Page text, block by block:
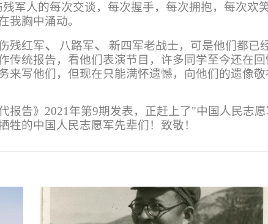
军人的每次交谈，每次握手，每次拥抱，每次欢
我胸中涌动。
残红军、 八路军、
新四军老战士，可是他们都已
传统报告，看他们表演节目，许多同学至今还在
来写他们，但现在只能满怀遗憾，向他们的遗像
报告》2021年第9期发表，正赶上了"中国人民志
牲的中国人民志愿军先辈们！致敬！